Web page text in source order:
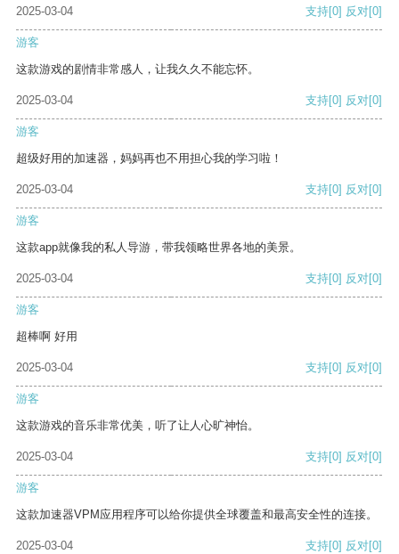
2025-03-04 支持[0] 反对[0]
游客
这款游戏的剧情非常感人，让我久久不能忘怀。
2025-03-04 支持[0] 反对[0]
游客
超级好用的加速器，妈妈再也不用担心我的学习啦！
2025-03-04 支持[0] 反对[0]
游客
这款app就像我的私人导游，带我领略世界各地的美景。
2025-03-04 支持[0] 反对[0]
游客
超棒啊 好用
2025-03-04 支持[0] 反对[0]
游客
这款游戏的音乐非常优美，听了让人心旷神怡。
2025-03-04 支持[0] 反对[0]
游客
这款加速器VPM应用程序可以给你提供全球覆盖和最高安全性的连接。
2025-03-04 支持[0] 反对[0]